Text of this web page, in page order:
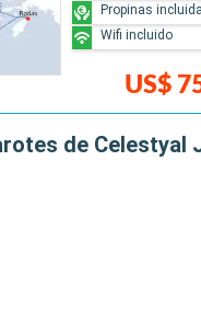
US$
Propinas
Wifi incluido
de Celestyal